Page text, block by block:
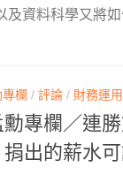
及資料科學又將
欄 / 評論 / 財務運用
專欄／連
捐出的薪水